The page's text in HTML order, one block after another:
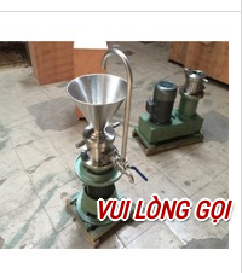
VUI LÒNG GỌI